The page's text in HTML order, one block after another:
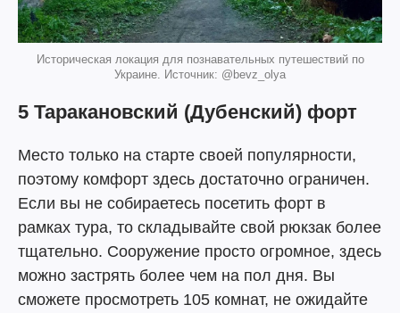
Историческая локация для познавательных путешествий по
Украине. Источник: @bevz_olya
5 Таракановский (Дубенский) форт
Место только на старте своей популярности,
поэтому комфорт здесь достаточно ограничен.
Если вы не собираетесь посетить форт в
рамках тура, то складывайте свой рюкзак более
тщательно. Сооружение просто огромное, здесь
можно застрять более чем на пол дня. Вы
сможете просмотреть 105 комнат, не ожидайте